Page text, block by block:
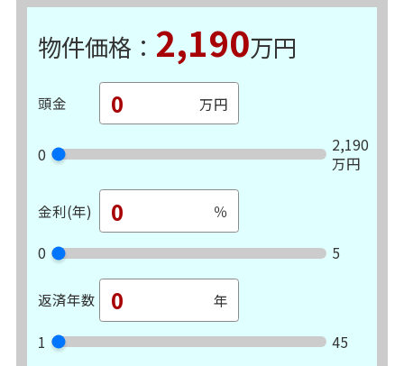
物件価格： 2,190万円
頭金
0
2,190
万円
金利(年)
0 5
返済年数
1 45